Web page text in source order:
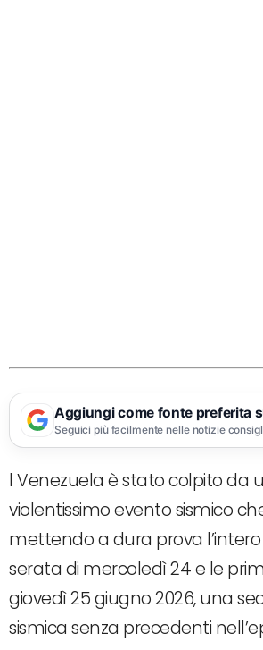
Aggiungi come fonte preferita
Seguici più facilmente nelle notizie
l Venezuela è stato colpito da
violentissimo evento sismico
mettendo a dura prova l’intero
serata di mercoledì 24 e le
giovedì 25 giugno 2026, una
sismica senza precedenti